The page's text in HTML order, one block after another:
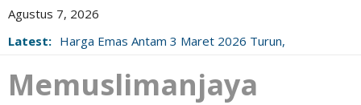
Agustus 7, 2026
Latest: Harga Emas Antam 3 Maret 2026 Turun,
Memuslimanjaya